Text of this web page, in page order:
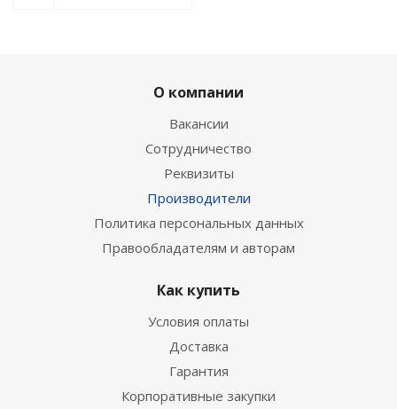
О компании
Вакансии
Сотрудничество
Реквизиты
Производители
Политика персональных данных
Правообладателям и авторам
Как купить
Условия оплаты
Доставка
Гарантия
Корпоративные закупки